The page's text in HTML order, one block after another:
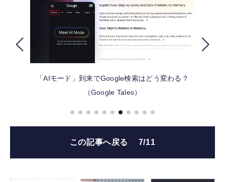
カルチャー
公式ストア
「AIモード」到来でGoogle検索はどう変わる？
（Google Tales）
この記事へ戻る 7/11